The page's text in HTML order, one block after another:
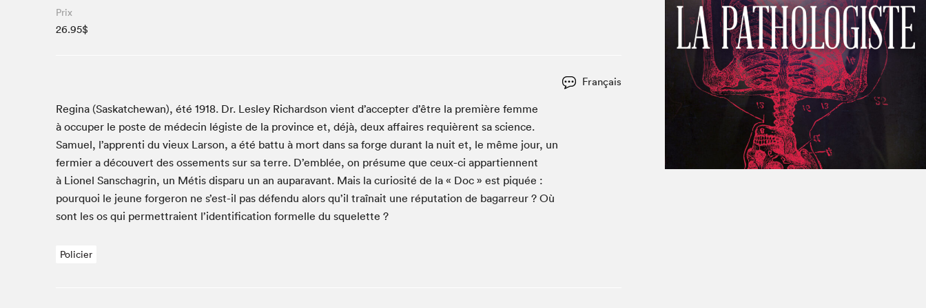
Café La Presse
Espace Côte-des-Neiges
Le grand jeu de lecture à voix haute du Salon du livre
de Montréal
Le Salon dans ta classe
Lettres québécoises au Salon
Liseur Public
Louisiane enracinée et branchée
Matinées scolaires Hydro-Québec
Mur des illustrateur·rice·s
Narra
SLM PRO
Vitrine du Festival littéraire international Metropolis
bleu au SLM
Zone Manga
À propos du Salon
Liste des exposant·e·s
Liste des auteur·rice·s
Prix
26.95$
Français
Regi­na (Saskatchewan), été 1918. Dr. Les­ley Richard­son vient d’accepter d’être la pre­mière femme
à occu­per le poste de médecin légiste de la province et, déjà, deux affaires requièrent sa sci­ence.
Samuel, l’apprenti du vieux Lar­son, a été bat­tu à mort dans sa forge durant la nuit et, le même jour, un
fer­mi­er a décou­vert des osse­ments sur sa terre. D’emblée, on pré­sume que ceux-ci appar­ti­en­nent
à Lionel San­scha­grin, un Métis dis­paru un an aupar­a­vant. Mais la curiosité de la « Doc » est piquée :
pourquoi le jeune forg­eron ne s’est-il pas défendu alors qu’il traî­nait une répu­ta­tion de bagar­reur ? Où
sont les os qui per­me­t­traient l’identification formelle du squelette ?
Policier